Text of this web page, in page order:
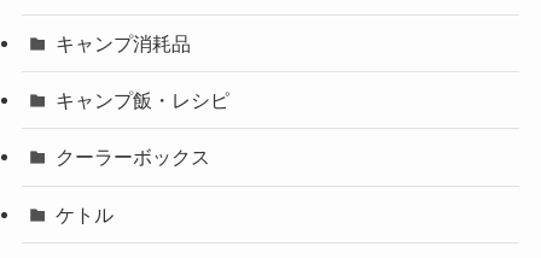
キャンプ消耗品
キャンプ飯・レシピ
クーラーボックス
ケトル